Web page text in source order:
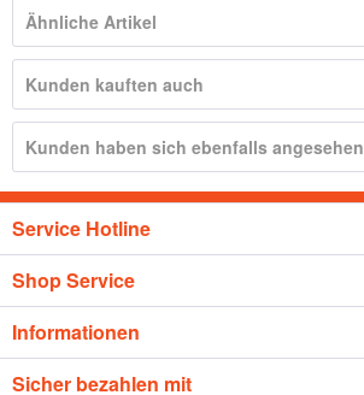
Ähnliche Artikel
Kunden kauften auch
Kunden haben sich ebenfalls angesehen
Service Hotline
Shop Service
Informationen
Sicher bezahlen mit